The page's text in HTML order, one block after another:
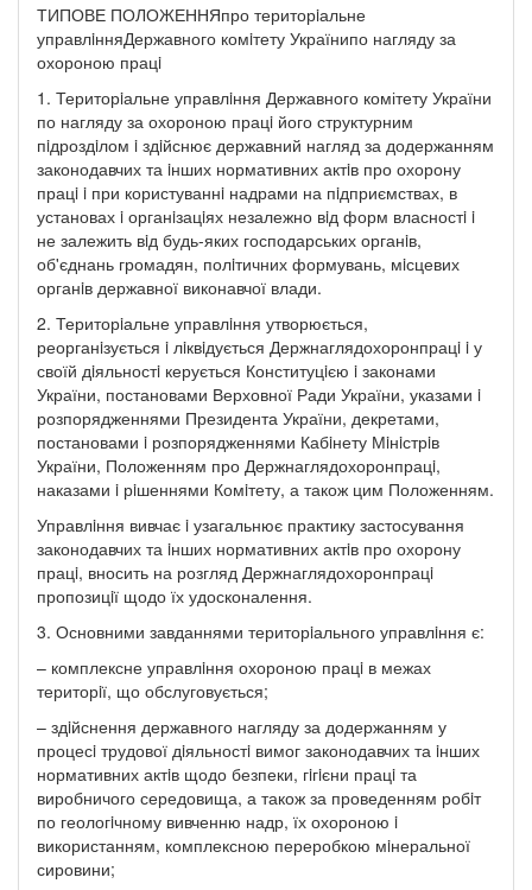
ТИПОВЕ ПОЛОЖЕННЯпро територiальне
управлiнняДержавного комiтету Українипо нагляду за
охороною працi
1. Територiальне управлiння Державного комітету України
по нагляду за охороною працi його структурним
пiдроздiлом i здiйснює державний нагляд за додержанням
законодавчих та iнших нормативних актiв про охорону
працi i при користуваннi надрами на пiдприємствах, в
установах i органiзацiях незалежно вiд форм власностi i
не залежить вiд будь-яких господарських органiв,
об'єднань громадян, полiтичних формувань, мiсцевих
органiв державної виконавчої влади.
2. Територiальне управлiння утворюється,
реорганiзується i лiквiдується Держнаглядохоронпрацi i у
своїй дiяльностi керується Конституцiєю i законами
України, постановами Верховної Ради України, указами i
розпорядженнями Президента України, декретами,
постановами i розпорядженнями Кабiнету Мiнiстрiв
України, Положенням про Держнаглядохоронпрацi,
наказами i рiшеннями Комiтету, а також цим Положенням.
Управлiння вивчає i узагальнює практику застосування
законодавчих та iнших нормативних актiв про охорону
працi, вносить на розгляд Держнаглядохоронпрацi
пропозицiї щодо їх удосконалення.
3. Основними завданнями територiального управлiння є:
– комплексне управлiння охороною працi в межах
територiї, що обслуговується;
– здiйснення державного нагляду за додержанням у
процесi трудової дiяльностi вимог законодавчих та iнших
нормативних актiв щодо безпеки, гiгiєни працi та
виробничого середовища, а також за проведенням робiт
по геологiчному вивченню надр, їх охороною i
використанням, комплексною переробкою мiнеральної
сировини;